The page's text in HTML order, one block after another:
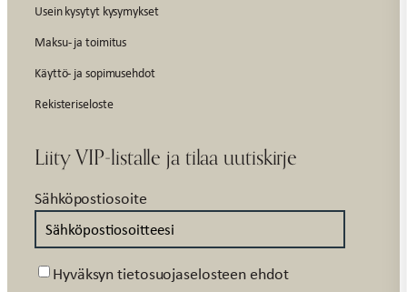
Usein kysytyt kysymykset
Maksu- ja toimitus
Käyttö- ja sopimusehdot
Rekisteriseloste
Liity VIP-listalle ja tilaa uutiskirje
Sähköpostiosoite
Suostumus
Hyväksyn tietosuojaselosteen ehdot